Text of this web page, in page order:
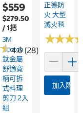
★
★4.6 (28)
$559
$279.50
/ 1把
3M
Scotch
鈦金屬
舒適寬
柄可拆
式料理
剪刀 2入
組
正德防
火 大型
滅火毯
★★★
★★★
加入購物